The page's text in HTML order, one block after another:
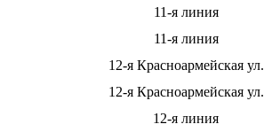
11-я линия
11-я линия
12-я Красноармейская ул.
12-я Красноармейская ул.
12-я линия